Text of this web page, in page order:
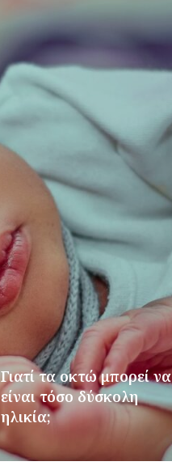
Γιατί τα οκτώ μπορεί να
είναι τόσο δύσκολη
ηλικία;
ΠΕΡΙΣΣΌΤΕΡΑ